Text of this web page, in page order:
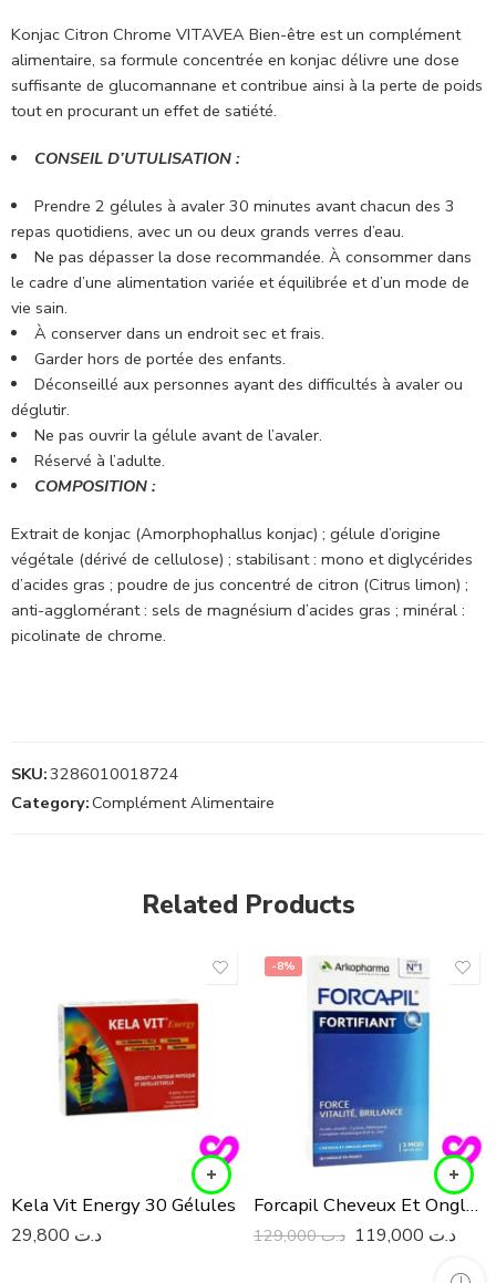
Konjac Citron Chrome VITAVEA Bien-être est un complément
alimentaire, sa formule concentrée en konjac délivre une dose
suffisante de glucomannane et contribue ainsi à la perte de poids
tout en procurant un effet de satiété.
CONSEIL D’UTULISATION :
Prendre 2 gélules à avaler 30 minutes avant chacun des 3
repas quotidiens, avec un ou deux grands verres d’eau.
Ne pas dépasser la dose recommandée. À consommer dans
le cadre d’une alimentation variée et équilibrée et d’un mode de
vie sain.
À conserver dans un endroit sec et frais.
Garder hors de portée des enfants.
Déconseillé aux personnes ayant des difficultés à avaler ou
déglutir.
Ne pas ouvrir la gélule avant de l’avaler.
Réservé à l’adulte.
COMPOSITION :
Extrait de konjac (Amorphophallus konjac) ; gélule d’origine
végétale (dérivé de cellulose) ; stabilisant : mono et diglycérides
d’acides gras ; poudre de jus concentré de citron (Citrus limon) ;
anti-agglomérant : sels de magnésium d’acides gras ; minéral :
picolinate de chrome.
SKU:3286010018724
Category:Complément Alimentaire
Related Products
Kela Vit Energy 30 Gélules
د.ت
-8%
Forcapil Cheveux Et Ongles 180 Gelules
د.ت129,000 د.ت